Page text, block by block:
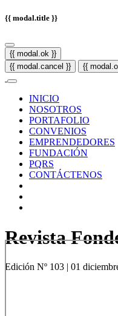
{{ modal.title }}
{{ modal.ok }}
{{ modal.cancel }}
{{
INICIO
NOSOTROS
PORTAFOLIO
CONVENIOS
EMPRENDEDORES
FUNDACIÓN
PQRS
CONTÁCTENOS
Revista
Edición Nº 103 | 01